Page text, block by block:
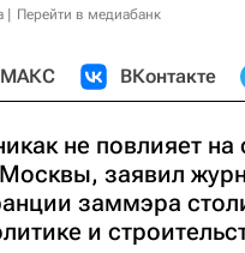
Перейти в медиабанк
МАКС ВКонтакте
не повлияет
заявил
заммэра
и